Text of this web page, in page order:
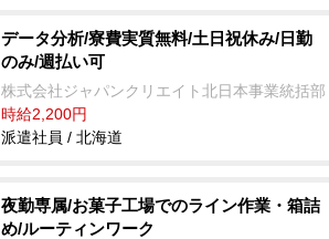
データ分析/寮費実質無料/土日祝休み/日勤
のみ/週払い可
株式会社ジャパンクリエイト北日本事業統括部
時給2,200円
派遣社員 / 北海道
夜勤専属/お菓子工場でのライン作業・箱詰
め/ルーティンワーク